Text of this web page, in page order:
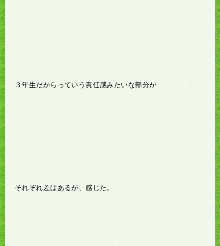
３年生だからっていう責任感みたいな部分が
それぞれ差はあるが、感じた。